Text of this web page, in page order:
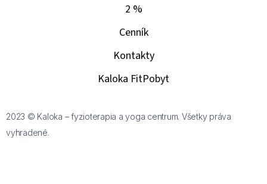
2 %
Cenník
Kontakty
Kaloka FitPobyt
2023 © Kaloka – fyzioterapia a yoga centrum. Všetky práva
vyhradené.